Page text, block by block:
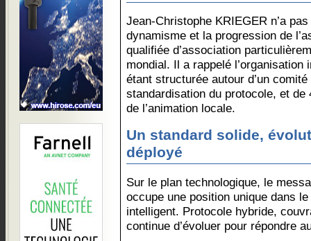
Jean-Christophe KRIEGER n’a
dynamisme et la progression de
qualifiée d’association
mondial. Il a rappelé
étant structurée autour d’un
standardisation du protocole, et
de l’animation locale.
Un standard solide,
déployé
Sur le plan technologique, le
occupe une position unique dans
intelligent. Protocole hybride,
continue d’évoluer pour répondre